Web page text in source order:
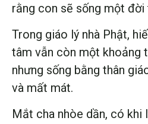
rằng con sẽ sống một
Trong giáo lý nhà Phật,
tâm vẫn còn một khoảng
nhưng sống bằng thân
và mất mát.
Mắt cha nhòe dần, có khi